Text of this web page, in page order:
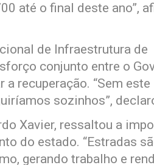
até o final deste ano”,
de Infraestrutura de
conjunto entre o
recuperação. “Sem este
sozinhos”,
Xavier, ressaltou a
do estado. “Estradas
gerando trabalho e